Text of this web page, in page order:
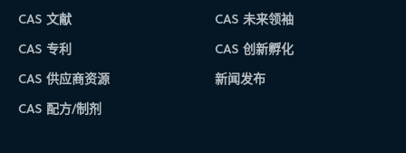
CAS 文献
CAS 专利
CAS 供应商资源
CAS 配方/制剂
CAS 未来领袖
CAS 创新孵化
新闻发布